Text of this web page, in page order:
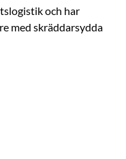
och har
med skräddarsydda